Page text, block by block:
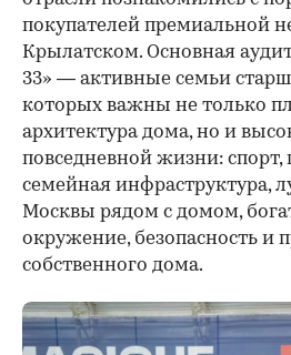
покупателей премиальной
Крылатском. Основная
33» — активные семьи
которых важны не только
архитектура дома, но и
повседневной жизни: спорт,
семейная инфраструктура,
Москвы рядом с домом,
окружение, безопасность и
собственного дома.